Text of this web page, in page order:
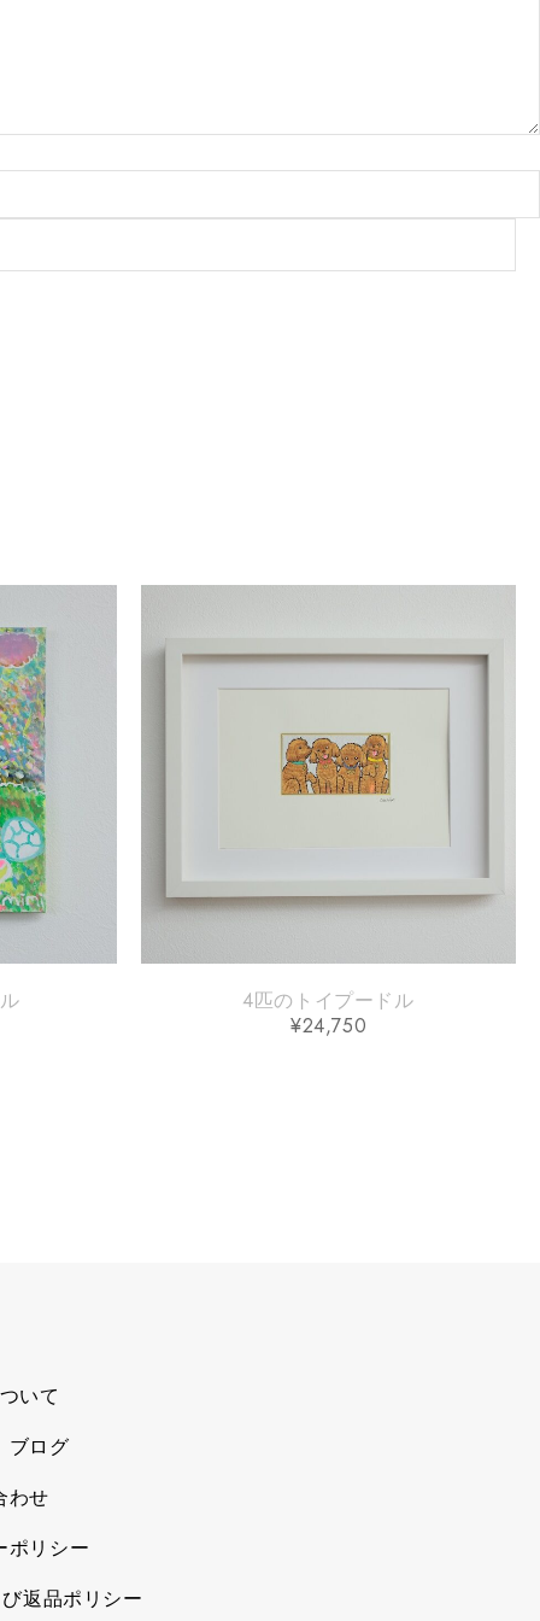
4匹のトイプードル
¥24,750
いて
ブログ
わせ
ポリシー
返品ポリシー